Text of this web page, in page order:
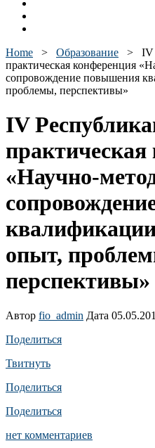
Home > Образование > IV
практическая конференция
сопровождение повышения
проблемы, перспективы»
IV
«Научно-
квалификации
опыт,
перспективы»
Автор fio_admin Дата
Поделиться
Твитнуть
Поделиться
Поделиться
нет комментариев